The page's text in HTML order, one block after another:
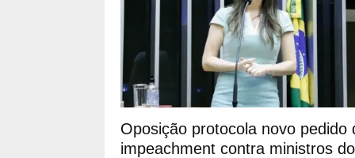
Oposição protocola novo pedido
impeachment contra ministros do